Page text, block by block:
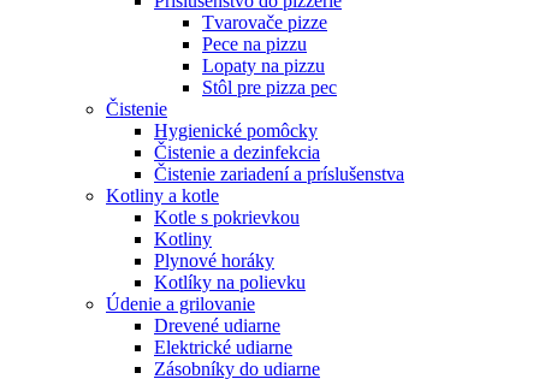
Tvarovače pizze
Pece na pizzu
Lopaty na pizzu
Stôl pre pizza pec
Čistenie
Hygienické pomôcky
Čistenie a dezinfekcia
Čistenie zariadení a príslušenstva
Kotliny a kotle
Kotle s pokrievkou
Kotliny
Plynové horáky
Kotlíky na polievku
Údenie a grilovanie
Drevené udiarne
Elektrické udiarne
Zásobníky do udiarne